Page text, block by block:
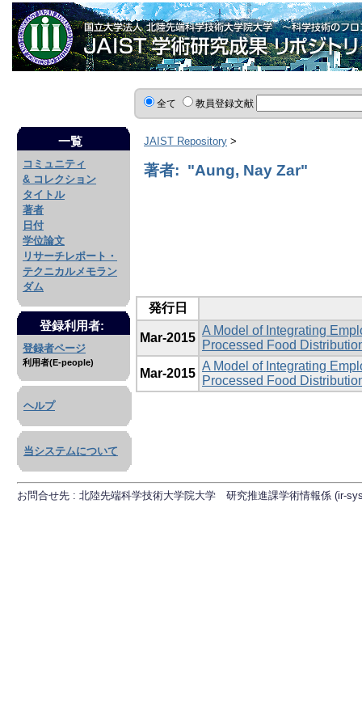
全て 教員登録文献
一覧
コミュニティ
& コレクション
タイトル
著者
日付
学位論文
リサーチレポート・
テクニカルメモラン
ダム
登録利用者:
登録者ページ
利用者(E-people)
ヘルプ
当システムについて
JAIST Repository >
著者: "Aung, Nay Zar"
発行日
Mar-2015
A Model of Integrating
Processed Food
Mar-2015
A Model of Integrating
Processed Food
お問合せ先 : 北陸先端科学技術大学院大学 研究推進課学術情報係 (ir-